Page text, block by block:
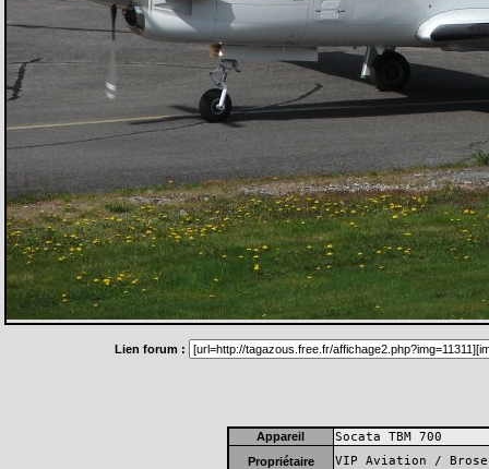
Lien forum :
Appareil Socata TBM 700
Propriétaire VIP Aviation / Brose